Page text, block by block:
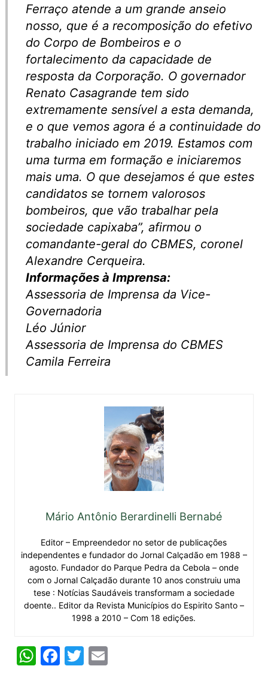
Ferraço atende a um grande anseio
nosso, que é a recomposição do efetivo
do Corpo de Bombeiros e o
fortalecimento da capacidade de
resposta da Corporação. O governador
Renato Casagrande tem sido
extremamente sensível a esta demanda,
e o que vemos agora é a continuidade do
trabalho iniciado em 2019. Estamos com
uma turma em formação e iniciaremos
mais uma. O que desejamos é que estes
candidatos se tornem valorosos
bombeiros, que vão trabalhar pela
sociedade capixaba”, afirmou o
comandante-geral do CBMES, coronel
Alexandre Cerqueira.
Informações à Imprensa:
Assessoria de Imprensa da Vice-
Governadoria
Léo Júnior
Assessoria de Imprensa do CBMES
Camila Ferreira
Mário Antônio Berardinelli Bernabé
Editor – Empreendedor no setor de publicações
independentes e fundador do Jornal Calçadão em 1988 –
agosto. Fundador do Parque Pedra da Cebola – onde
com o Jornal Calçadão durante 10 anos construiu uma
tese : Notícias Saudáveis transformam a sociedade
doente.. Editor da Revista Municípios do Espirito Santo –
1998 a 2010 – Com 18 edições.
W F T E